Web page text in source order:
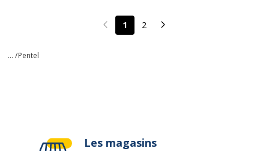
Page précédente
1 2 Page suivante
... /Pentel
Les magasins